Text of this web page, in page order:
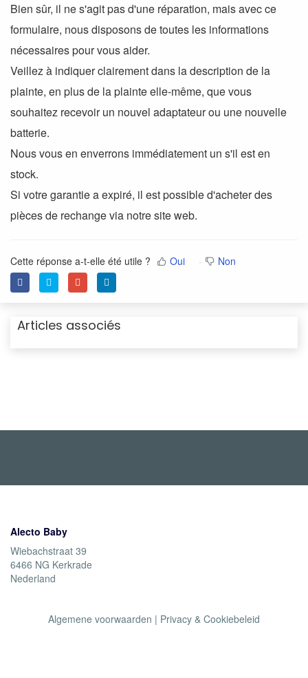
Bien sûr, il ne s'agit pas d'une réparation, mais avec ce
formulaire, nous disposons de toutes les informations
nécessaires pour vous aider.
Veillez à indiquer clairement dans la description de la
plainte, en plus de la plainte elle-même, que vous
souhaitez recevoir un nouvel adaptateur ou une nouvelle
batterie.
Nous vous en enverrons immédiatement un s'il est en
stock.
Si votre garantie a expiré, il est possible d'acheter des
pièces de rechange via notre site web.
Cette réponse a-t-elle été utile ? Oui Non
Articles associés
Alecto Baby
Wiebachstraat 39
6466 NG Kerkrade
Nederland
Algemene voorwaarden | Privacy & Cookiebeleid